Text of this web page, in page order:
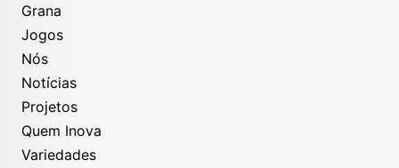
Grana
Jogos
Nós
Notícias
Projetos
Quem Inova
Variedades